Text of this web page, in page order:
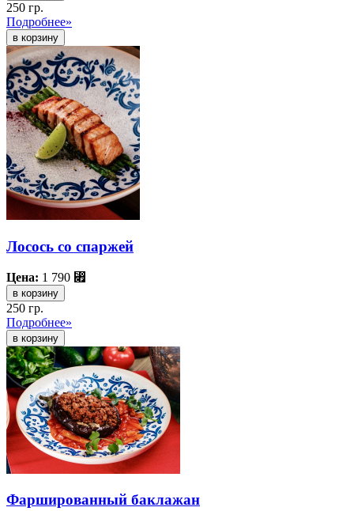
250 гр.
Подробнее»
Лосось со спаржей
Цена: 1 790 ⃏
в корзину
250 гр.
Подробнее»
Фаршированный баклажан